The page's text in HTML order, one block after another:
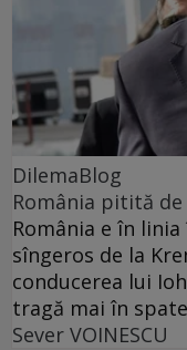
DilemaBlog
România pitită
România e în
sîngeros de la
conducerea lui
tragă mai în
Sever VOINESCU